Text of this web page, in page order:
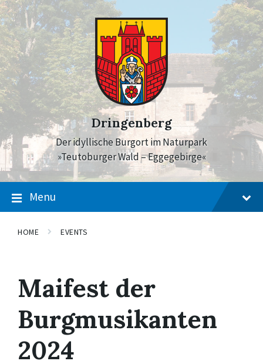
Skip
to
content
Skip
to
main
navigation
Skip
to
footer
Dringenberg
Der idyllische Burgort im Naturpark
»Teutoburger Wald – Eggegebirge«
Menu
HOME EVENTS
Maifest der
Burgmusikanten
2024